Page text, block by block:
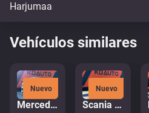
Vehículos similares
Nuevo
Mercedes-Benz Antos 2532 6x2*4
Nuevo
Scania P 320 6x2*4